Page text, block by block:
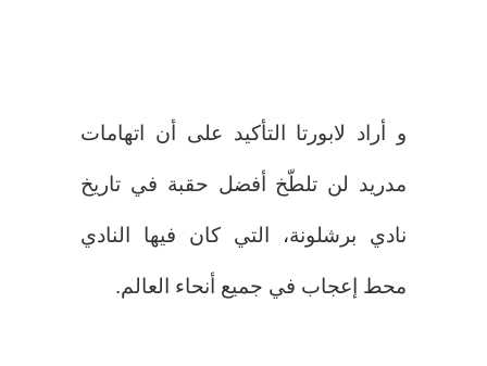
و أراد لابورتا التأكيد على أن اتهامات
مدريد لن تلطّخ أفضل حقبة في تاريخ
نادي برشلونة، التي كان فيها النادي
محط إعجاب في جميع أنحاء العالم.